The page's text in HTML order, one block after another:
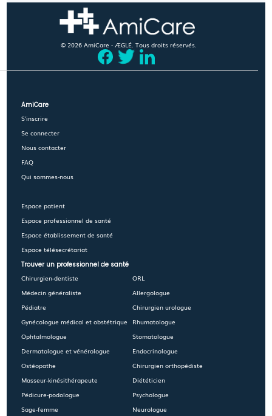
© 2026 AmiCare - ÆGLÉ. Tous droits réservés.
AmiCare
S'inscrire
Se connecter
Nous contacter
FAQ
Qui sommes-nous
Espace patient
Espace professionnel de santé
Espace établissement de santé
Espace télésecrétariat
Trouver un professionnel de santé
Chirurgien-dentiste
Médecin généraliste
Pédiatre
Gynécologue médical et obstétrique
Ophtalmologue
Dermatologue et vénérologue
Ostéopathe
Masseur-kinésithérapeute
Pédicure-podologue
Sage-femme
ORL
Allergologue
Chirurgien urologue
Rhumatologue
Stomatologue
Endocrinologue
Chirurgien orthopédiste
Diététicien
Psychologue
Neurologue